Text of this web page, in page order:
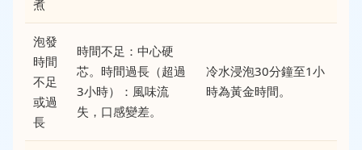
煮
泡發
時間
不足
或過
長
時間不足：中心硬
芯。時間過長（超過
3小時）：風味流
失，口感變差。
冷水浸泡30分鐘至1小
時為黃金時間。